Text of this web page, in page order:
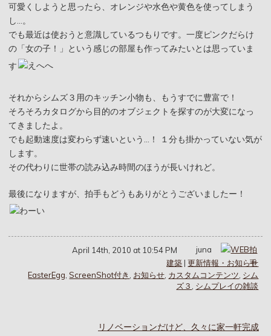
可愛くしようと思ったら、オレンジや水色や黄色を使ってしまう
し…。
でも最近は使おうと意識しているつもりです。一度ピンクだらけ
の「女の子！」という感じの部屋も作ってみたいとは思っていま
す
それからシムズ３用のキッチン小物も、もうすでに豊富で！
そろそろカタログから目的のオブジェクトを探すのが大変になっ
てきましたよ。
でも起動速度は変わらず速いという…！ １分も掛かっていない気が
します。
その代わりに世帯の読み込み時間のほうが長いけれど。
最後になりますが、拍手もどうもありがとうございましたー！
April 14th, 2010 at 10:54 PM
juna
建築 |更新情報・お知らせ
EasterEgg ,ScreenShot付き お知らせ カスタムコンテンツ シム
ズ３
シムプレイの雑談
リノベーションだけど、久々に家一軒完成